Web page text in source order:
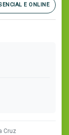
E ONLINE
Cruz